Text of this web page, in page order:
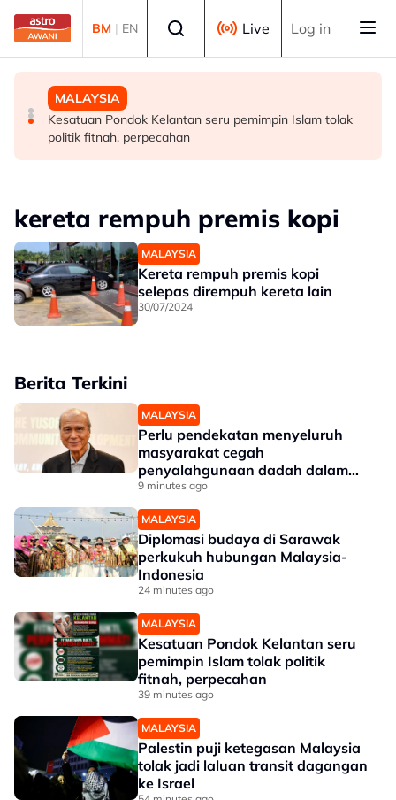
Skip to main content
BM | EN Live Log in
MALAYSIA
Perlu pendekatan menyeluruh masyarakat cegah
penyalahgunaan dadah dalam kalangan kanak-kanak -
MALAYSIA
Diplomasi budaya di Sarawak perkukuh hubungan
Malaysia-Indonesia
MALAYSIA
Kesatuan Pondok Kelantan seru pemimpin Islam tolak
politik fitnah, perpecahan
kereta rempuh premis kopi
MALAYSIA
Kereta rempuh premis kopi
selepas dirempuh kereta lain
30/07/2024
Berita Terkini
MALAYSIA
Perlu pendekatan menyeluruh
masyarakat cegah
penyalahgunaan dadah dalam
kalangan kanak-kanak - Lee Lam
Thye
9 minutes ago
MALAYSIA
Diplomasi budaya di Sarawak
perkukuh hubungan Malaysia-
Indonesia
24 minutes ago
MALAYSIA
Kesatuan Pondok Kelantan seru
pemimpin Islam tolak politik
fitnah, perpecahan
39 minutes ago
MALAYSIA
Palestin puji ketegasan Malaysia
tolak jadi laluan transit dagangan
ke Israel